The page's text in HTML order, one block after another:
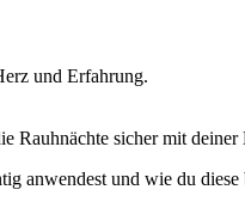
und Erfahrung.
Rauhnächte sicher mit deiner
anwendest und wie du